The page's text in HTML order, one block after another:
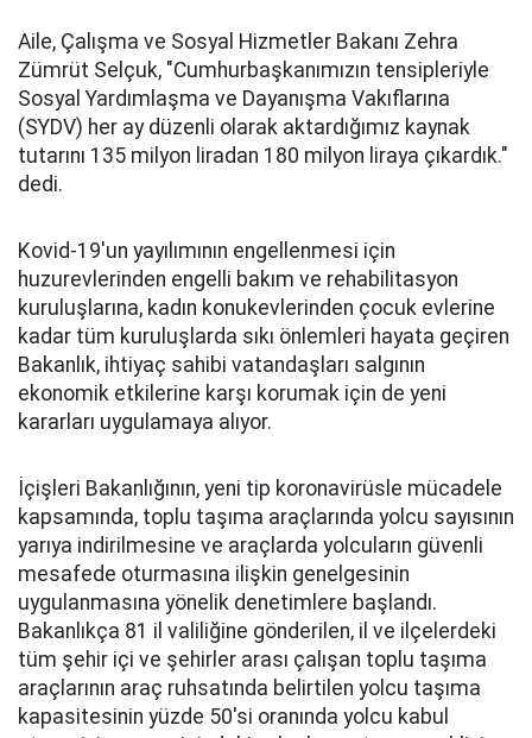
Aile, Çalışma ve Sosyal Hizmetler Bakanı Zehra
Zümrüt Selçuk, "Cumhurbaşkanımızın tensipleriyle
Sosyal Yardımlaşma ve Dayanışma Vakıflarına
(SYDV) her ay düzenli olarak aktardığımız kaynak
tutarını 135 milyon liradan 180 milyon liraya çıkardık."
dedi.
Kovid-19'un yayılımının engellenmesi için
huzurevlerinden engelli bakım ve rehabilitasyon
kuruluşlarına, kadın konukevlerinden çocuk evlerine
kadar tüm kuruluşlarda sıkı önlemleri hayata geçiren
Bakanlık, ihtiyaç sahibi vatandaşları salgının
ekonomik etkilerine karşı korumak için de yeni
kararları uygulamaya alıyor.
İçişleri Bakanlığının, yeni tip koronavirüsle mücadele
kapsamında, toplu taşıma araçlarında yolcu sayısının
yarıya indirilmesine ve araçlarda yolcuların güvenli
mesafede oturmasına ilişkin genelgesinin
uygulanmasına yönelik denetimlere başlandı.
Bakanlıkça 81 il valiliğine gönderilen, il ve ilçelerdeki
tüm şehir içi ve şehirler arası çalışan toplu taşıma
araçlarının araç ruhsatında belirtilen yolcu taşıma
kapasitesinin yüzde 50'si oranında yolcu kabul